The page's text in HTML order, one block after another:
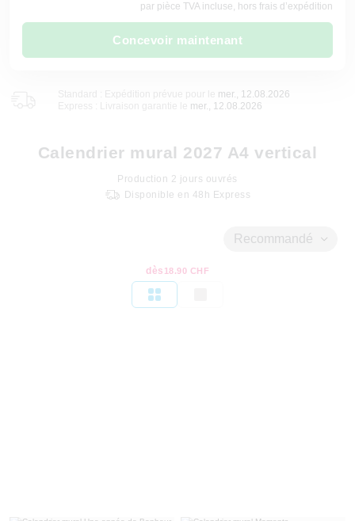
par pièce TVA incluse, hors frais d’expédition
Concevoir maintenant
mer., 12.08.2026
Express : Livraison garantie le mer., 12.08.2026
Calendrier mural 2027 A4 vertical
Production 2 jours ouvrés
Disponible en 48h Express
Recommandé
dès 18.90 CHF